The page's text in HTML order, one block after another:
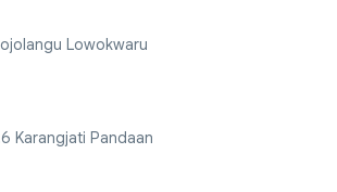
Lowokwaru
Karangjati Pandaan